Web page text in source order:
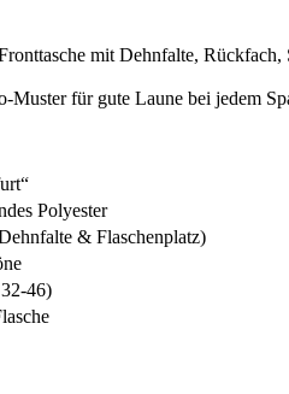
mit Dehnfalte,
Muster für gute Laune bei jedem
Polyester
& Flaschenplatz)
46)